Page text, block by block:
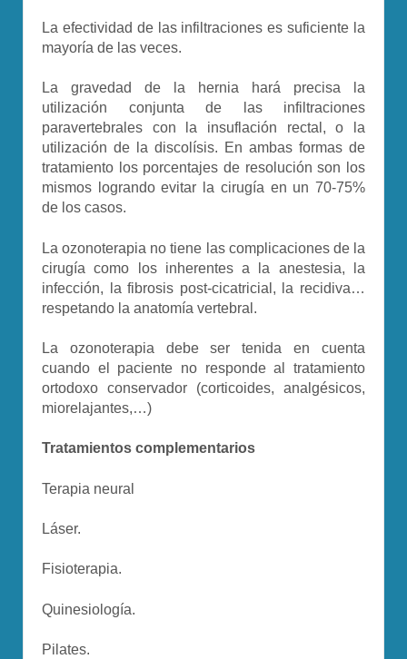
La efectividad de las infiltraciones es suficiente la
mayoría de las veces.
La gravedad de la hernia hará precisa la
utilización conjunta de las infiltraciones
paravertebrales con la insuflación rectal, o la
utilización de la discolísis. En ambas formas de
tratamiento los porcentajes de resolución son los
mismos logrando evitar la cirugía en un 70-75%
de los casos.
La ozonoterapia no tiene las complicaciones de la
cirugía como los inherentes a la anestesia, la
infección, la fibrosis post-cicatricial, la recidiva…
respetando la anatomía vertebral.
La ozonoterapia debe ser tenida en cuenta
cuando el paciente no responde al tratamiento
ortodoxo conservador (corticoides, analgésicos,
miorelajantes,…)
Tratamientos complementarios
Terapia neural
Láser.
Fisioterapia.
Quinesiología.
Pilates.